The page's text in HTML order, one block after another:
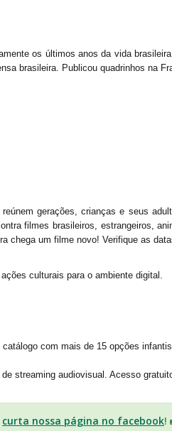
os últimos anos da vida
brasileira. Publicou quadrinhos na
gerações, crianças e seus
filmes brasileiros, estrangeiros,
chega um filme novo! Verifique as
culturais para o ambiente digital.
com mais de 15 opções
streaming audiovisual. Acesso
curta nossa página no facebook!